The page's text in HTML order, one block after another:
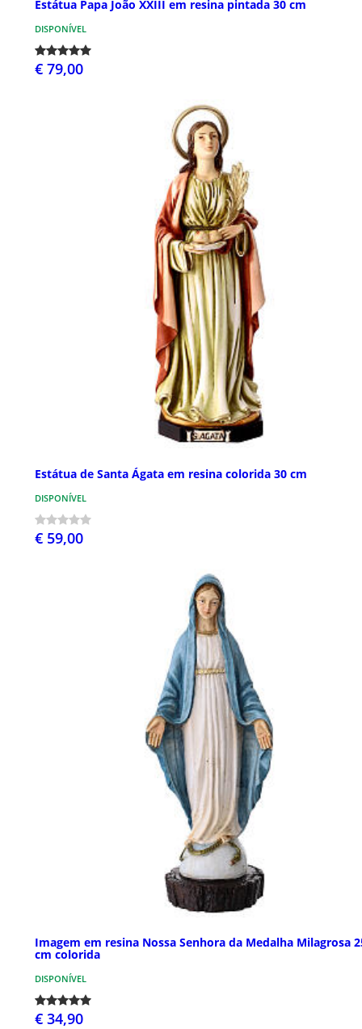
Estátua Papa João XXIII em resina pintada 30 cm
DISPONÍVEL
€ 79,00
Estátua de Santa Ágata em resina colorida 30 cm
DISPONÍVEL
€ 59,00
Imagem em resina Nossa Senhora da Medalha Milagrosa
cm colorida
DISPONÍVEL
€ 34,90